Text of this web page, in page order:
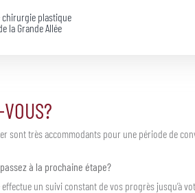
sont très accommodants pour une période de
à la prochaine étape?
un suivi constant de vos progrès jusqu’à